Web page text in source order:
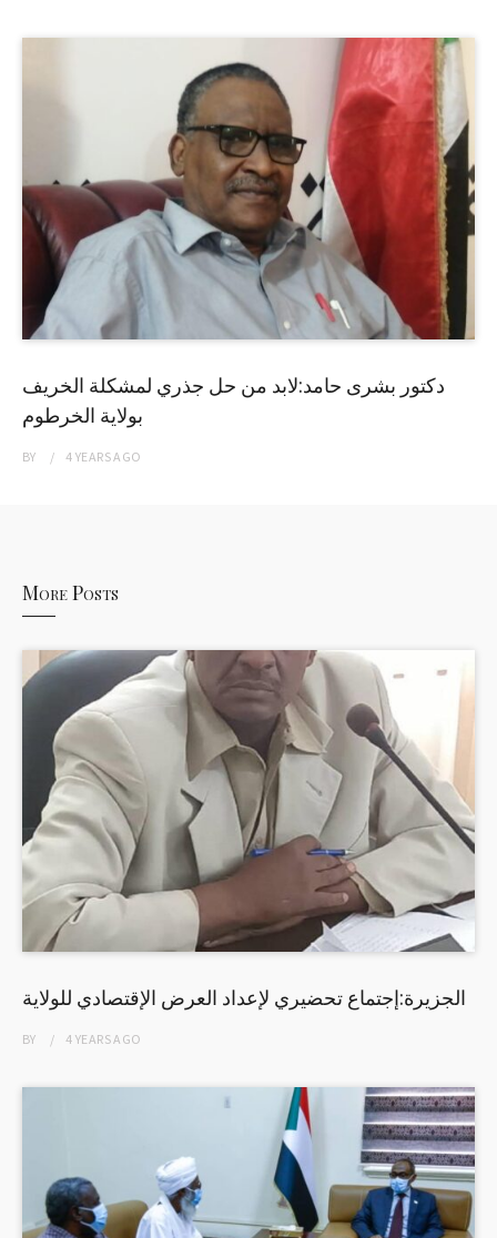
دكتور بشرى حامد:لابد من حل جذري لمشكلة الخريف
بولاية الخرطوم
BY 4 YEARSAGO
More Posts
الجزيرة:إجتماع تحضيري لإعداد العرض الإقتصادي للولاية
BY 4 YEARSAGO